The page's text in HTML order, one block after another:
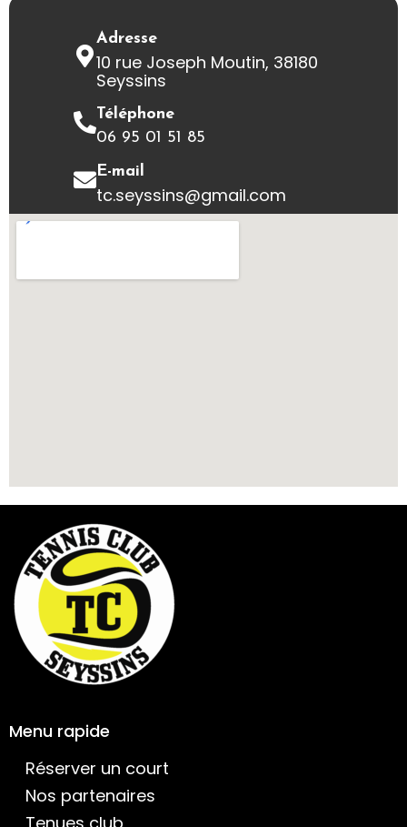
Adresse
10 rue Joseph Moutin, 38180
Seyssins
Téléphone
06 95 01 51 85
E-mail
tc.seyssins@gmail.com
Menu rapide
Réserver un court
Nos partenaires